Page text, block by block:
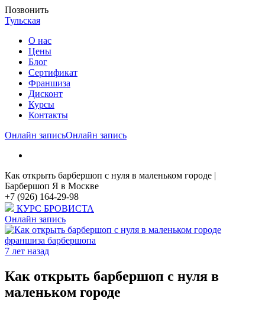
Позвонить
Тульская
О нас
Цены
Блог
Cертификат
Франшиза
Дисконт
Курсы
Контакты
Онлайн записьОнлайн запись
Как открыть барбершоп с нуля в маленьком городе |
Барбершоп Я в Москве
+7 (926) 164-29-98
КУРС БРОВИСТА
Онлайн запись
франшиза барбершопа
7 лет назад
Как открыть барбершоп с нуля в
маленьком городе